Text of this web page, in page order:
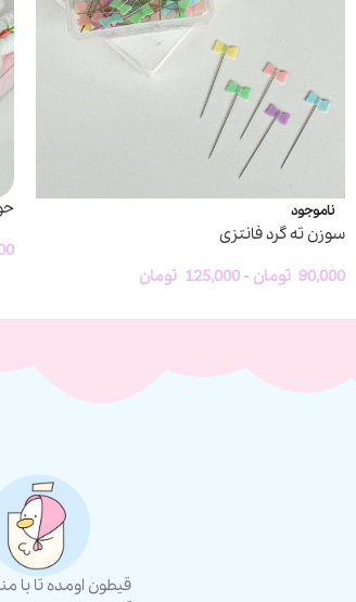
ناموجود
سوزن ته گرد فانتزی
90,000 تومان -
125,000 تومان
قیطون اومده تا با